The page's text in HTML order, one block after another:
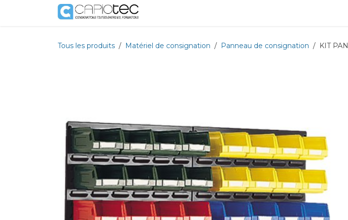
Se rendre au contenu
Tous les produits Matériel de consignation Panneau de consignation KIT